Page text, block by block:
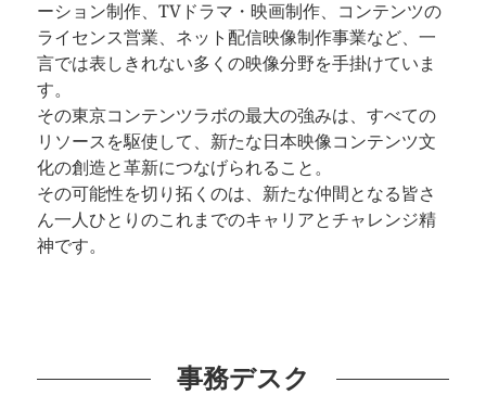
ーション制作、TVドラマ・映画制作、コンテンツの
ライセンス営業、ネット配信映像制作事業など、一
言では表しきれない多くの映像分野を手掛けていま
す。
その東京コンテンツラボの最大の強みは、すべての
リソースを駆使して、新たな日本映像コンテンツ文
化の創造と革新につなげられること。
その可能性を切り拓くのは、新たな仲間となる皆さ
ん一人ひとりのこれまでのキャリアとチャレンジ精
神です。
事務デスク